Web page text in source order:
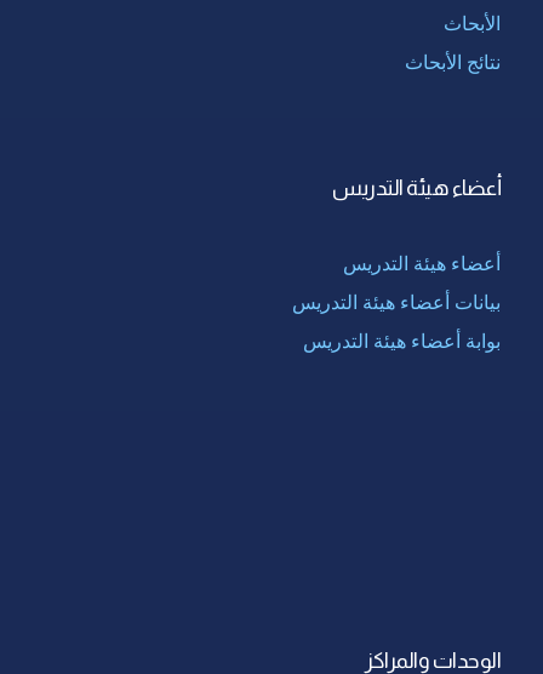
الأبحاث
نتائج الأبحاث
أعضاء هيئة التدريس
أعضاء هيئة التدريس
بيانات أعضاء هيئة التدريس
بوابة أعضاء هيئة التدريس
الوحدات والمراكز